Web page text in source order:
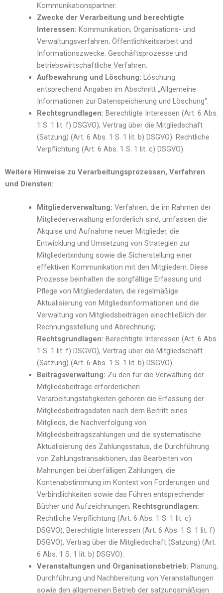
Kommunikationspartner.
Zwecke der Verarbeitung und berechtigte
Interessen: Kommunikation; Organisations- und
Verwaltungsverfahren; Öffentlichkeitsarbeit und
Informationszwecke. Geschäftsprozesse und
betriebswirtschaftliche Verfahren.
Aufbewahrung und Löschung: Löschung
entsprechend Angaben im Abschnitt „Allgemeine
Informationen zur Datenspeicherung und Löschung“.
Rechtsgrundlagen: Berechtigte Interessen (Art. 6 Abs.
1 S. 1 lit. f) DSGVO); Vertrag über die Mitgliedschaft
(Satzung) (Art. 6 Abs. 1 S. 1 lit. b) DSGVO). Rechtliche
Verpflichtung (Art. 6 Abs. 1 S. 1 lit. c) DSGVO).
Weitere Hinweise zu Verarbeitungsprozessen, Verfahren
und Diensten:
Mitgliederverwaltung: Verfahren, die im Rahmen der
Mitgliederverwaltung erforderlich sind, umfassen die
Akquise und Aufnahme neuer Mitglieder, die
Entwicklung und Umsetzung von Strategien zur
Mitgliederbindung sowie die Sicherstellung einer
effektiven Kommunikation mit den Mitgliedern. Diese
Prozesse beinhalten die sorgfältige Erfassung und
Pflege von Mitgliederdaten, die regelmäßige
Aktualisierung von Mitgliedsinformationen und die
Verwaltung von Mitgliedsbeiträgen einschließlich der
Rechnungsstellung und Abrechnung;
Rechtsgrundlagen: Berechtigte Interessen (Art. 6 Abs.
1 S. 1 lit. f) DSGVO), Vertrag über die Mitgliedschaft
(Satzung) (Art. 6 Abs. 1 S. 1 lit. b) DSGVO).
Beitragsverwaltung: Zu den für die Verwaltung der
Mitgliedsbeiträge erforderlichen
Verarbeitungstätigkeiten gehören die Erfassung der
Mitgliedsbeitragsdaten nach dem Beitritt eines
Mitglieds, die Nachverfolgung von
Mitgliedsbeitragszahlungen und die systematische
Aktualisierung des Zahlungsstatus, die Durchführung
von Zahlungstransaktionen, das Bearbeiten von
Mahnungen bei überfälligen Zahlungen, die
Kontenabstimmung im Kontext von Forderungen und
Verbindlichkeiten sowie das Führen entsprechender
Bücher und Aufzeichnungen; Rechtsgrundlagen:
Rechtliche Verpflichtung (Art. 6 Abs. 1 S. 1 lit. c)
DSGVO), Berechtigte Interessen (Art. 6 Abs. 1 S. 1 lit. f)
DSGVO), Vertrag über die Mitgliedschaft (Satzung) (Art.
6 Abs. 1 S. 1 lit. b) DSGVO).
Veranstaltungen und Organisationsbetrieb: Planung,
Durchführung und Nachbereitung von Veranstaltungen
sowie den allgemeinen Betrieb der satzungsmäßigen